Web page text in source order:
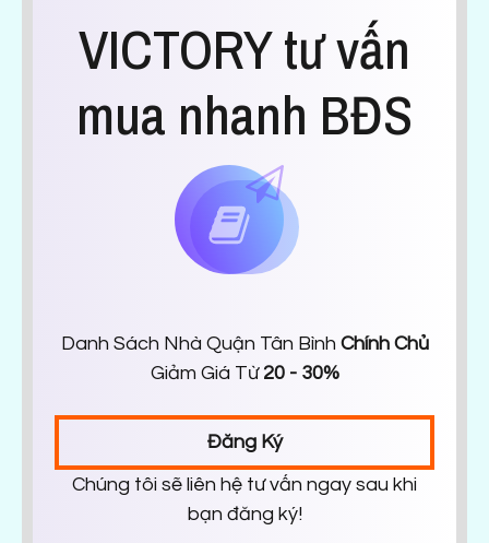
VICTORY tư vấn
mua nhanh BĐS
Danh Sách Nhà Quận Tân Bình Chính Chủ
Giảm Giá Từ 20 - 30%
Đăng Ký
Chúng tôi sẽ liên hệ tư vấn ngay sau khi
bạn đăng ký!